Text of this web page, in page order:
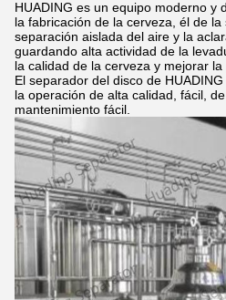
HUADING es un equipo moderno y
la fabricación de la cerveza, él de
separación aislada del aire y la
guardando alta actividad de la
la calidad de la cerveza y mejorar la
El separador del disco de
la operación de alta calidad, fácil,
mantenimiento fácil.